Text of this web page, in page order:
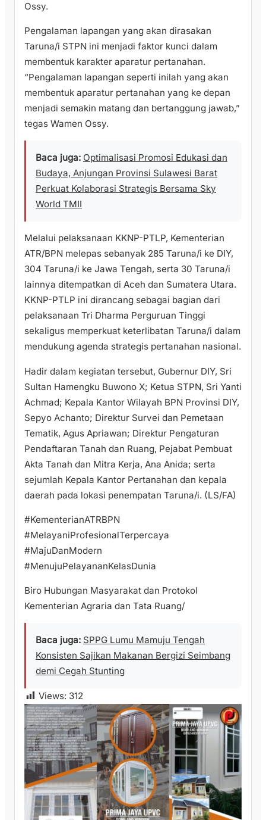
Ossy.
Pengalaman lapangan yang akan dirasakan
Taruna/i STPN ini menjadi faktor kunci dalam
membentuk karakter aparatur pertanahan.
“Pengalaman lapangan seperti inilah yang akan
membentuk aparatur pertanahan yang ke depan
menjadi semakin matang dan bertanggung jawab,”
tegas Wamen Ossy.
Baca juga: Optimalisasi Promosi Edukasi dan
Budaya, Anjungan Provinsi Sulawesi Barat
Perkuat Kolaborasi Strategis Bersama Sky
World TMII
Melalui pelaksanaan KKNP-PTLP, Kementerian
ATR/BPN melepas sebanyak 285 Taruna/i ke DIY,
304 Taruna/i ke Jawa Tengah, serta 30 Taruna/i
lainnya ditempatkan di Aceh dan Sumatera Utara.
KKNP-PTLP ini dirancang sebagai bagian dari
pelaksanaan Tri Dharma Perguruan Tinggi
sekaligus memperkuat keterlibatan Taruna/i dalam
mendukung agenda strategis pertanahan nasional.
Hadir dalam kegiatan tersebut, Gubernur DIY, Sri
Sultan Hamengku Buwono X; Ketua STPN, Sri Yanti
Achmad; Kepala Kantor Wilayah BPN Provinsi DIY,
Sepyo Achanto; Direktur Survei dan Pemetaan
Tematik, Agus Apriawan; Direktur Pengaturan
Pendaftaran Tanah dan Ruang, Pejabat Pembuat
Akta Tanah dan Mitra Kerja, Ana Anida; serta
sejumlah Kepala Kantor Pertanahan dan kepala
daerah pada lokasi penempatan Taruna/i. (LS/FA)
#KementerianATRBPN
#MelayaniProfesionalTerpercaya
#MajuDanModern
#MenujuPelayananKelasDunia
Biro Hubungan Masyarakat dan Protokol
Kementerian Agraria dan Tata Ruang/
Baca juga: SPPG Lumu Mamuju Tengah
Konsisten Sajikan Makanan Bergizi Seimbang
demi Cegah Stunting
Views: 312